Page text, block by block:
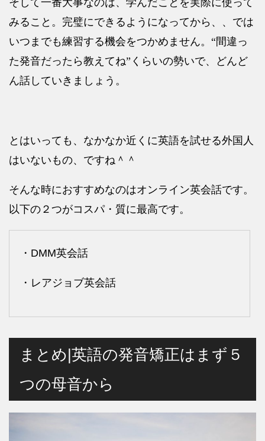
みること。完璧にできるようになってから、、では
いつまでも練習する機会をつかめません。“間違っ
た発音だったら教えてね”くらいの勢いで、どんど
ん話していきましょう。
とはいっても、なかなか近くに英語を試せる外国人
はいないもの、ですね＾＾
そんな時におすすめなのはオンライン英会話です。
以下の２つがコスパ・質に最高です。
・DMM英会話
・レアジョブ英会話
まとめ|英語の発音矯正はまず５
つの母音から